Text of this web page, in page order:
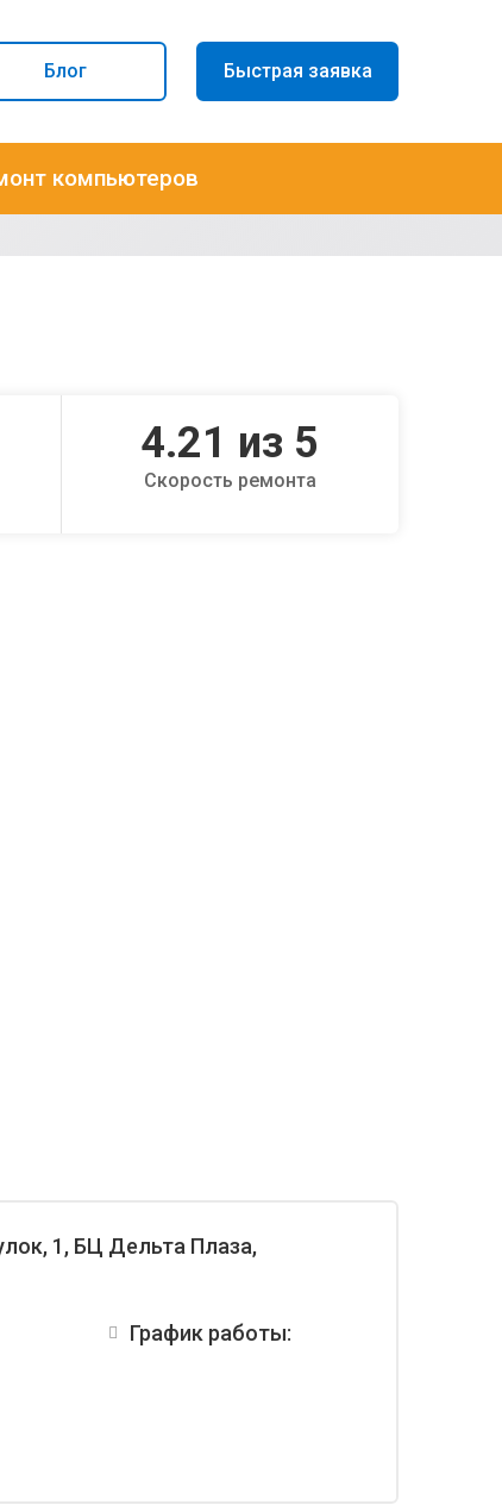
Блог Быстрая заявка
компьютеров
4.21 из 5
Скорость ремонта
1, БЦ Дельта Плаза,
График работы: